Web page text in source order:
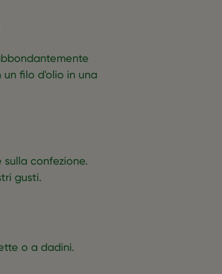
filo d'olio in una
confezione.
gusti.‎
o a dadini.